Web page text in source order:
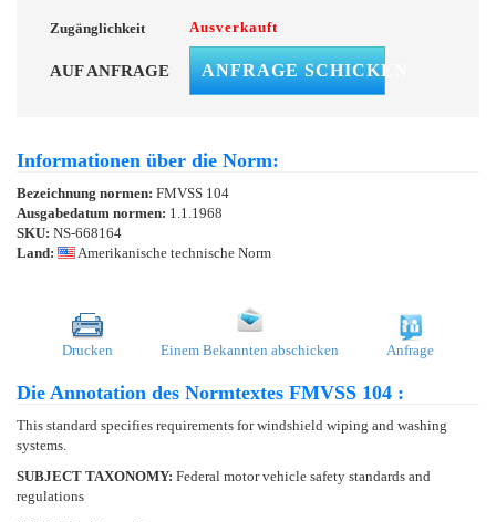
Zugänglichkeit Ausverkauft
AUF ANFRAGE ANFRAGE SCHICKEN
Informationen über die Norm:
Bezeichnung normen: FMVSS 104
Ausgabedatum normen: 1.1.1968
SKU: NS-668164
Land:
Amerikanische technische Norm
Drucken Einem Bekannten abschicken Anfrage
Die Annotation des Normtextes FMVSS 104 :
This standard specifies requirements for windshield wiping and washing
systems.
SUBJECT TAXONOMY: Federal motor vehicle safety standards and
regulations